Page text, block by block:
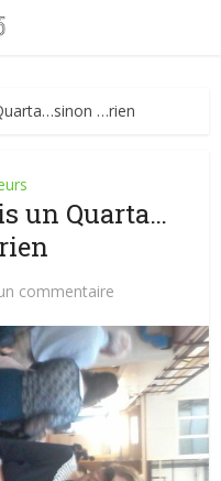
…rien
un Quarta…
commentaire